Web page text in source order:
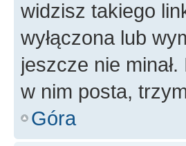
widzisz takiego
wyłączona lub
jeszcze nie
w nim posta,
Góra